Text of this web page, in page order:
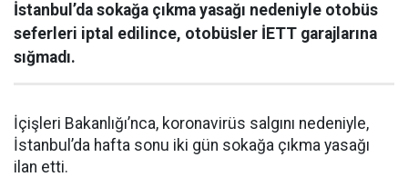
İstanbul’da sokağa çıkma yasağı nedeniyle otobüs
seferleri iptal edilince, otobüsler İETT garajlarına
sığmadı.
İçişleri Bakanlığı’nca, koronavirüs salgını nedeniyle,
İstanbul’da hafta sonu iki gün sokağa çıkma yasağı
ilan etti.